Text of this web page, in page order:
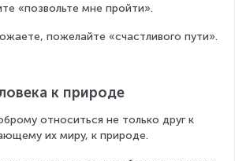
«позвольте мне пройти».
пожелайте «счастливого пути».
к природе
относиться не только друг к
их миру, к природе.